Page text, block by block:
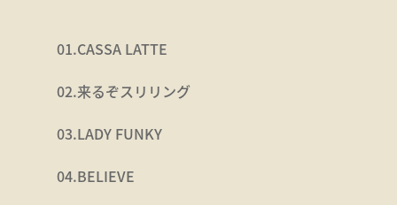
01.CASSA LATTE
02.来るぞスリリング
03.LADY FUNKY
04.BELIEVE